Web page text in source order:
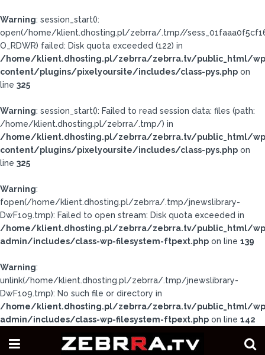
Warning: session_start():
open(/home/klient.dhosting.pl/zebrra/.tmp//
O_RDWR) failed: Disk quota exceeded (122) in
/home/klient.dhosting.pl/zebrra/zebrra.tv/public_html/
content/plugins/pixelyoursite/includes/class-pys.php on
line 325
Warning: session_start(): Failed to read session data: files (path:
/home/klient.dhosting.pl/zebrra/.tmp/) in
/home/klient.dhosting.pl/zebrra/zebrra.tv/public_html/
content/plugins/pixelyoursite/includes/class-pys.php on
line 325
Warning:
fopen(/home/klient.dhosting.pl/zebrra/.tmp/jnewslibrary-
DwF1o9.tmp): Failed to open stream: Disk quota exceeded in
/home/klient.dhosting.pl/zebrra/zebrra.tv/public_html/
admin/includes/class-wp-filesystem-ftpext.php on line 139
Warning:
unlink(/home/klient.dhosting.pl/zebrra/.tmp/jnewslibrary-
DwF1o9.tmp): No such file or directory in
/home/klient.dhosting.pl/zebrra/zebrra.tv/public_html/
admin/includes/class-wp-filesystem-ftpext.php on line 142